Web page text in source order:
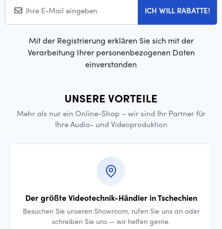
ICH WILL RABATTE!
Mit der Registrierung erklären Sie sich mit der
Verarbeitung Ihrer personenbezogenen Daten
einverstanden
UNSERE VORTEILE
Mehr als nur ein Online-Shop – wir sind Ihr Partner für
Ihre Audio- und Videoproduktion
Der größte Videotechnik-Händler in Tschechien
Besuchen Sie unseren Showroom, rufen Sie uns an oder
schreiben Sie uns — wir helfen gerne.